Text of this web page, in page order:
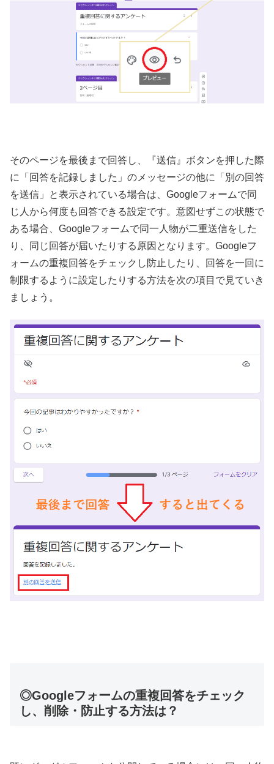
そのページを最後まで回答し、『送信』ボタンを押した際
に「回答を記録しました」のメッセージの他に「別の回答
を送信」と表示されている場合は、Googleフォームで同
じ人から何度も回答できる設定です。意図せずこの状態で
ある場合、Googleフォームで同一人物が二重送信をした
り、同じ回答が届いたりする原因となります。Googleフ
ォームの重複回答をチェックし防止したり、回答を一回に
制限するように設定したりする方法を次の項目で見ていき
ましょう。
◎Googleフォームの重複回答をチェック
し、削除・防止する方法は？